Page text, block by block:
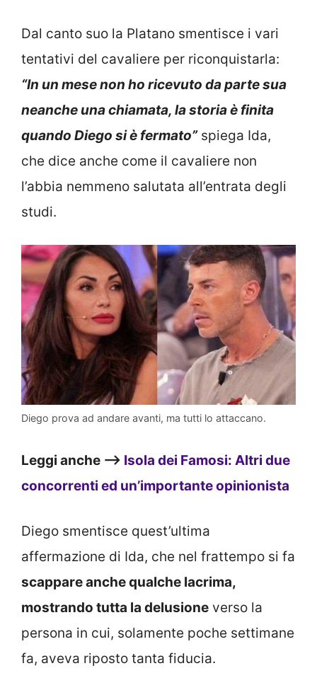
Dal canto suo la Platano smentisce i vari
tentativi del cavaliere per riconquistarla:
“In un mese non ho ricevuto da parte sua
neanche una chiamata, la storia è finita
quando Diego si è fermato”spiega Ida,
che dice anche come il cavaliere non
l’abbia nemmeno salutata all’entrata degli
studi.
Diego prova ad andare avanti, ma tutti lo attaccano.
Leggi anche –> Isola dei Famosi: Altri due
concorrenti ed un’importante opinionista
Diego smentisce quest’ultima
affermazione di Ida, che nel frattempo si fa
scappare anche qualche lacrima,
mostrando tutta la delusione verso la
persona in cui, solamente poche settimane
fa, aveva riposto tanta fiducia.